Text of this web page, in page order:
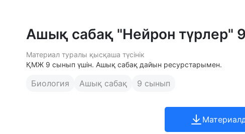
Ашық сабақ "Нейрон түрлер"
Материал туралы қысқаша түсінік
ҚМЖ 9 сынып үшін. Ашық сабақ дайын ресурстарымен.
Биология Ашық сабақ 9 сынып